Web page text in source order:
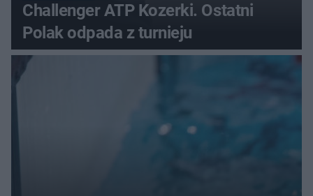
Challenger ATP Kozerki. Ostatni
Polak odpada z turnieju